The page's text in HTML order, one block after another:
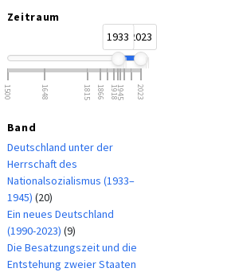
Zeitraum
1933 2023
1500 1648 1815 1866 19181945 2023
Band
Deutschland unter der
Herrschaft des
Nationalsozialismus (1933–
1945) (20)
Ein neues Deutschland
(1990-2023) (9)
Die Besatzungszeit und die
Entstehung zweier Staaten